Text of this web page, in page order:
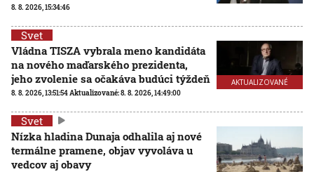
8. 8. 2026, 15:34:46
AKTUALIZOVANÉ
Svet
Vládna TISZA vybrala meno kandidáta
na nového maďarského prezidenta,
jeho zvolenie sa očakáva budúci týždeň
8. 8. 2026, 13:51:54Aktualizované:8. 8. 2026, 14:49:00
Svet
Nízka hladina Dunaja odhalila aj nové
termálne pramene, objav vyvoláva u
vedcov aj obavy